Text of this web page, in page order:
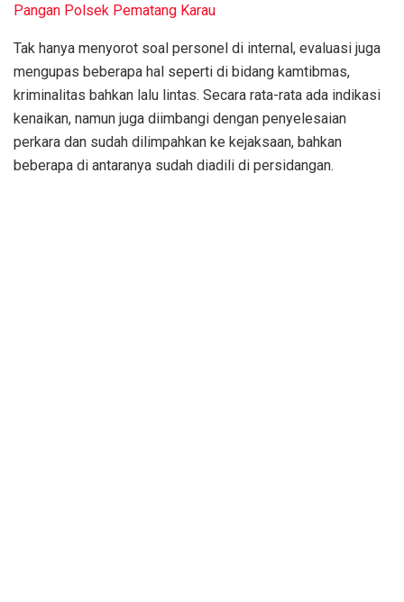
Pangan Polsek Pematang Karau
Tak hanya menyorot soal personel di internal, evaluasi juga
mengupas beberapa hal seperti di bidang kamtibmas,
kriminalitas bahkan lalu lintas. Secara rata-rata ada indikasi
kenaikan, namun juga diimbangi dengan penyelesaian
perkara dan sudah dilimpahkan ke kejaksaan, bahkan
beberapa di antaranya sudah diadili di persidangan.